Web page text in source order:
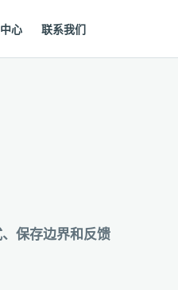
心 联系我们
保存边界和反馈